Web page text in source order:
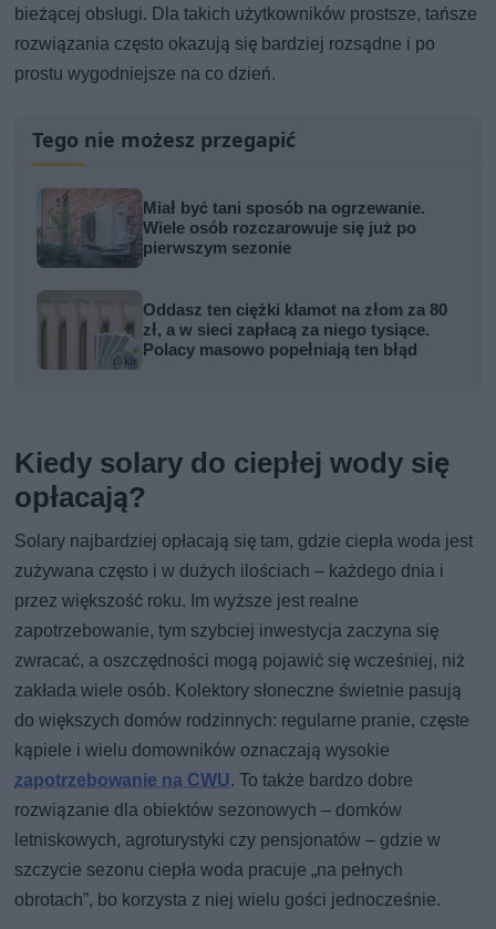
bieżącej obsługi. Dla takich użytkowników prostsze, tańsze
rozwiązania często okazują się bardziej rozsądne i po
prostu wygodniejsze na co dzień.
Tego nie możesz przegapić
Miał być tani sposób na ogrzewanie.
Wiele osób rozczarowuje się już po
pierwszym sezonie
Oddasz ten ciężki klamot na złom za 80
zł, a w sieci zapłacą za niego tysiące.
Polacy masowo popełniają ten błąd
Kiedy solary do ciepłej wody się
opłacają?
Solary najbardziej opłacają się tam, gdzie ciepła woda jest
zużywana często i w dużych ilościach – każdego dnia i
przez większość roku. Im wyższe jest realne
zapotrzebowanie, tym szybciej inwestycja zaczyna się
zwracać, a oszczędności mogą pojawić się wcześniej, niż
zakłada wiele osób. Kolektory słoneczne świetnie pasują
do większych domów rodzinnych: regularne pranie, częste
kąpiele i wielu domowników oznaczają wysokie
zapotrzebowanie na CWU. To także bardzo dobre
rozwiązanie dla obiektów sezonowych – domków
letniskowych, agroturystyki czy pensjonatów – gdzie w
szczycie sezonu ciepła woda pracuje „na pełnych
obrotach”, bo korzysta z niej wielu gości jednocześnie.